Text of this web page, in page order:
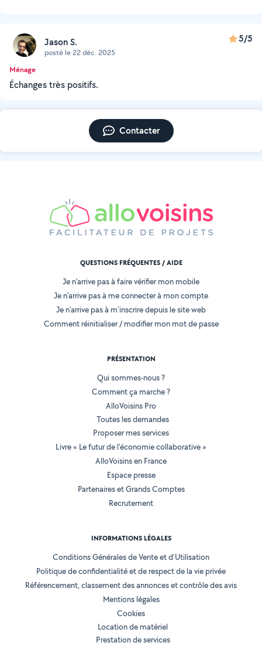
Jason S.
posté le 22 déc. 2025
5/5
Ménage
Échanges très positifs.
Contacter
QUESTIONS FRÉQUENTES / AIDE
Je n'arrive pas à faire vérifier mon mobile
Je n'arrive pas à me connecter à mon compte
Je n'arrive pas à m'inscrire depuis le site web
Comment réinitialiser / modifier mon mot de passe
PRÉSENTATION
Qui sommes-nous ?
Comment ça marche ?
AlloVoisins Pro
Toutes les demandes
Proposer mes services
Livre « Le futur de l'économie collaborative »
AlloVoisins en France
Espace presse
Partenaires et Grands Comptes
Recrutement
INFORMATIONS LÉGALES
Conditions Générales de Vente et d'Utilisation
Politique de confidentialité et de respect de la vie privée
Référencement, classement des annonces et contrôle des avis
Mentions légales
Cookies
Location de matériel
Prestation de services